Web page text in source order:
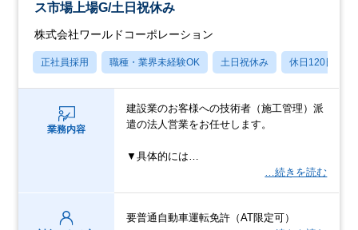
ス市場上場G/土日祝休み
株式会社ワールドコーポレーション
正社員採用 職種・業界未経験OK 土日祝休み 休日120日以上
業務内容
建設業のお客様への技術者（施工管理）派
遣の法人営業をお任せします。
▼具体的には…
…続きを読む
要普通自動車運転免許（AT限定可）